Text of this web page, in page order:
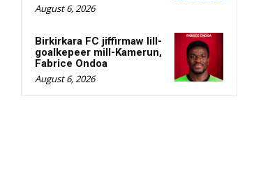
August 6, 2026
Birkirkara FC jiffirmaw lill-
goalkepeer mill-Kamerun,
Fabrice Ondoa
August 6, 2026